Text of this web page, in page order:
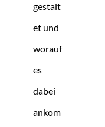
gestalt
et und
worauf
es
dabei
ankom